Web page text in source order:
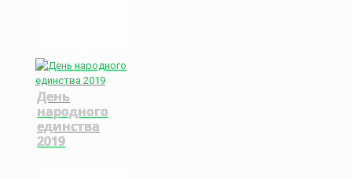
День
народного
единства
2019